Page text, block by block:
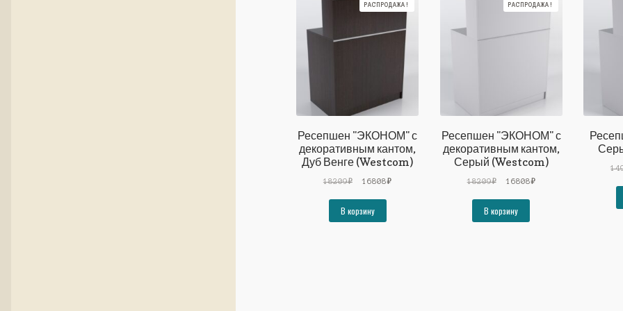
Ресепшен "ЭКОНОМ" с
декоративным кантом,
Дуб Венге (Westcom)
РАСПРОДАЖА!
18209₽
Первоначальная
18209₽.
16808₽Текущая
В корзину
Ресепшен "ЭКОНОМ" с
декоративным кантом,
Серый (Westcom)
РАСПРОДАЖА!
18209₽
Первоначальная
18209₽.
16808₽Текущая
В корзину